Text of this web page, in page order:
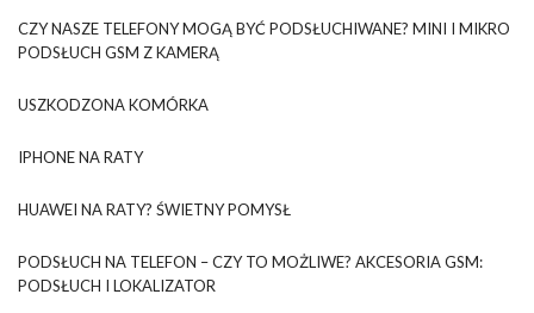
CZY NASZE TELEFONY MOGĄ BYĆ PODSŁUCHIWANE? MINI I MIKRO
PODSŁUCH GSM Z KAMERĄ
USZKODZONA KOMÓRKA
IPHONE NA RATY
HUAWEI NA RATY? ŚWIETNY POMYSŁ
PODSŁUCH NA TELEFON – CZY TO MOŻLIWE? AKCESORIA GSM:
PODSŁUCH I LOKALIZATOR